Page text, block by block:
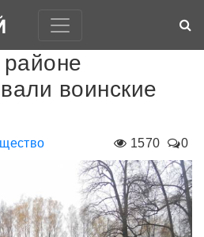
воинские
1570 0